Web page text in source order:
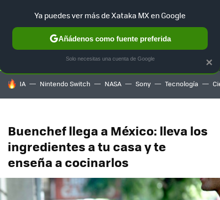
SELECCIÓN GAMING HOME AUTO TERRITORIO
HOY SE HABLA DE
IA Nintendo Switch NASA Sony Tecnología
Buenchef llega a México: lleva los
ingredientes a tu casa y te
enseña a cocinarlos
×
Ya puedes ver más de Xataka MX en Google
Añádenos como fuente preferida
Solo necesitas una cuenta de Google